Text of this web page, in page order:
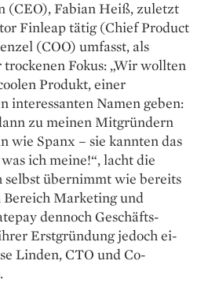
(CEO), Fabian Heiß, zuletzt
Finleap tätig (Chief Product
(COO) umfasst, als
Fokus: „Wir wollten
Produkt, einer
interessanten Namen geben:
zu meinen Mitgründern
wie Spanx – sie kannten das
ich meine!“, lacht die
übernimmt wie bereits
Bereich Marketing und
dennoch Geschäfts­
Erstgründung jedoch ei­
Linden, CTO und Co­